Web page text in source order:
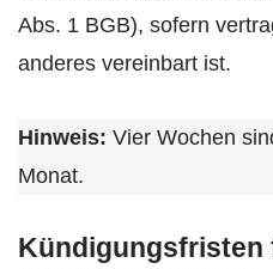
Abs. 1 BGB), sofern
anderes vereinbart ist.
Hinweis: Vier Wochen
Monat.
Kündigungsfristen